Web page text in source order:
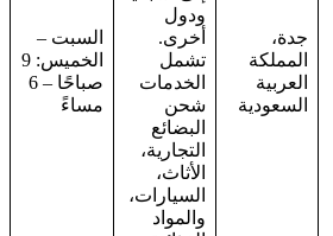
جدة،
المملكة
العربية
السعودية
ودول
أخرى.
تشمل
الخدمات
شحن
البضائع
التجارية،
الأثاث،
السيارات،
والمواد
السبت –
الخميس: 9
صباحًا – 6
مساءً